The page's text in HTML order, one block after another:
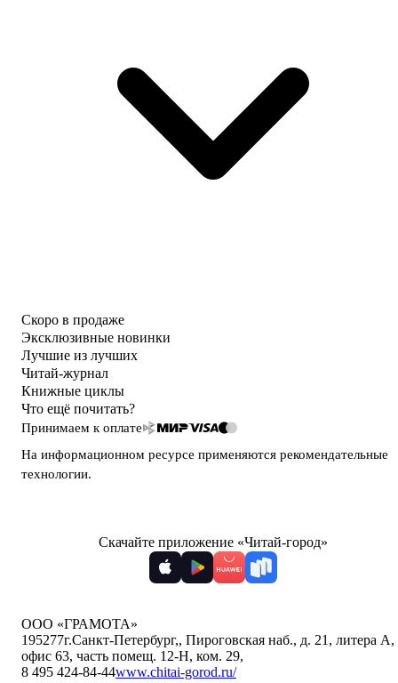
Скоро в продаже
Эксклюзивные новинки
Лучшие из лучших
Читай-журнал
Книжные циклы
Что ещё почитать?
Принимаем к оплате
На информационном ресурсе применяются рекомендательные
технологии.
Скачайте приложение «Читай-город»
ООО «ГРАМОТА»
195277г.Санкт-Петербург,, Пироговская наб., д. 21, литера А,
офис 63, часть помещ. 12-Н, ком. 29,
8 495 424-84-44www.chitai-gorod.ru/